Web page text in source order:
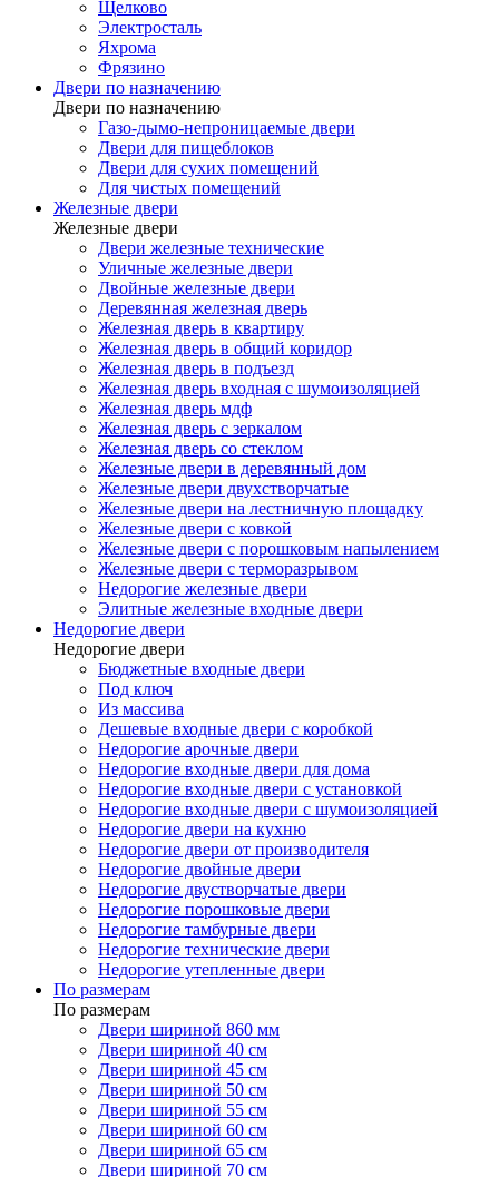
Щелково
Электросталь
Яхрома
Фрязино
Двери по назначению
Двери по назначению
Газо-дымо-непроницаемые двери
Двери для пищеблоков
Двери для сухих помещений
Для чистых помещений
Железные двери
Железные двери
Двери железные технические
Уличные железные двери
Двойные железные двери
Деревянная железная дверь
Железная дверь в квартиру
Железная дверь в общий коридор
Железная дверь в подъезд
Железная дверь входная с шумоизоляцией
Железная дверь мдф
Железная дверь с зеркалом
Железная дверь со стеклом
Железные двери в деревянный дом
Железные двери двухстворчатые
Железные двери на лестничную площадку
Железные двери с ковкой
Железные двери с порошковым напылением
Железные двери с терморазрывом
Недорогие железные двери
Элитные железные входные двери
Недорогие двери
Недорогие двери
Бюджетные входные двери
Под ключ
Из массива
Дешевые входные двери с коробкой
Недорогие арочные двери
Недорогие входные двери для дома
Недорогие входные двери с установкой
Недорогие входные двери с шумоизоляцией
Недорогие двери на кухню
Недорогие двери от производителя
Недорогие двойные двери
Недорогие двустворчатые двери
Недорогие порошковые двери
Недорогие тамбурные двери
Недорогие технические двери
Недорогие утепленные двери
По размерам
По размерам
Двери шириной 860 мм
Двери шириной 40 см
Двери шириной 45 см
Двери шириной 50 см
Двери шириной 55 см
Двери шириной 60 см
Двери шириной 65 см
Двери шириной 70 см